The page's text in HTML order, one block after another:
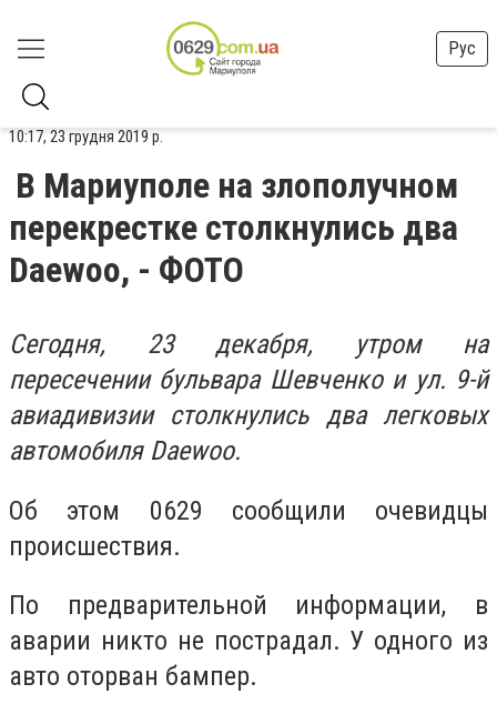
Рус
10:17, 23 грудня 2019 р.
В Мариуполе на злополучном
перекрестке столкнулись два
Daewoo, - ФОТО
Сегодня, 23 декабря, утром на
пересечении бульвара Шевченко и ул. 9-й
авиадивизии столкнулись два легковых
автомобиля Daewoo.
Об этом 0629 сообщили очевидцы
происшествия.
По предварительной информации, в
аварии никто не пострадал. У одного из
авто оторван бампер.